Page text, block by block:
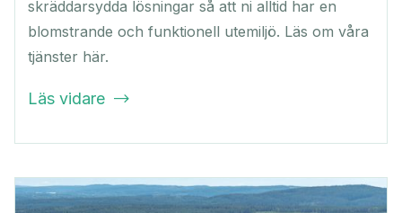
skräddarsydda lösningar så att ni alltid har en
blomstrande och funktionell utemiljö. Läs om våra
tjänster här.
Läs vidare 